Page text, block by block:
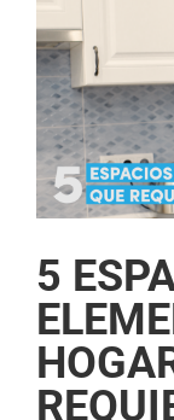
imagen
más
grande
5